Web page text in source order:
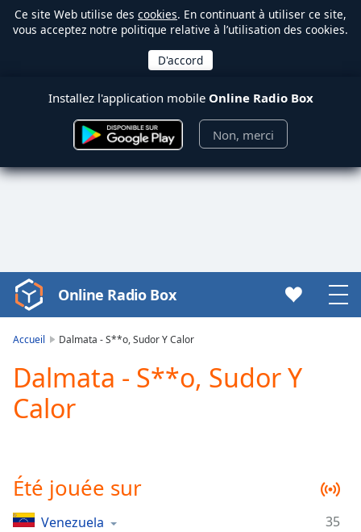
Ce site Web utilise des cookies. En continuant à utiliser ce site,
vous acceptez notre politique relative à l’utilisation des cookies.
Installez l'application mobile Online Radio Box
Non, merci
Video
Player
Play
Video
Play
Mute
Current
Time0:00
Online Radio Box
Accueil Dalmata - S**o, Sudor Y Calor
Dalmata - S**o, Sudor Y
Calor
Été jouée sur
Venezuela
35